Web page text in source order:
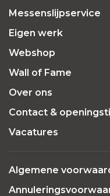
Messenslijpservice
Eigen werk
Webshop
Wall of Fame
Over ons
Contact &
Vacatures
Algemene